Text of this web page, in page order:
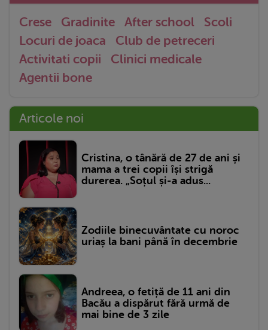
Crese Gradinite After school
Scoli
Locuri de joaca
Club de petreceri
Activitati copii
Clinici medicale
Agentii bone
Articole noi
Cristina, o tânără de 27 de ani și
mama a trei copii își strigă
durerea. „Soțul și-a adus...
Zodiile binecuvântate cu noroc
uriaș la bani până în decembrie
Andreea, o fetiță de 11 ani din
Bacău a dispărut fără urmă de
mai bine de 3 zile